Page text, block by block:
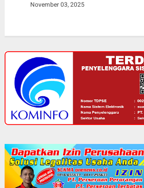
November 03, 2025